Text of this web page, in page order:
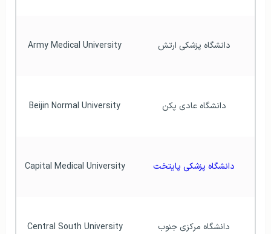
دانشگاه پزشکی ارتش
دانشگاه عادی پکن
دانشگاه پزشکی پایتخت Capital Medical University
دانشگاه مرکزی جنوب Central South University